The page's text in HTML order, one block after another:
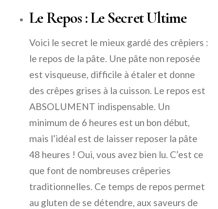
Le Repos : Le Secret Ultime
Voici le secret le mieux gardé des crêpiers :
le repos de la pâte. Une pâte non reposée
est visqueuse, difficile à étaler et donne
des crêpes grises à la cuisson. Le repos est
ABSOLUMENT indispensable. Un
minimum de 6 heures est un bon début,
mais l’idéal est de laisser reposer la pâte
48 heures ! Oui, vous avez bien lu. C’est ce
que font de nombreuses crêperies
traditionnelles. Ce temps de repos permet
au gluten de se détendre, aux saveurs de